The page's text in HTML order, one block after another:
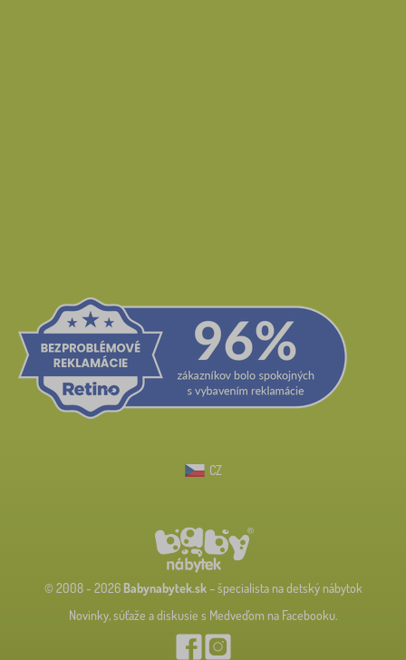
CZ
© 2008 - 2026 Babynabytek.sk– špecialista na detský nábytok
Novinky, súťaže a diskusie s Medveďom na Facebooku.